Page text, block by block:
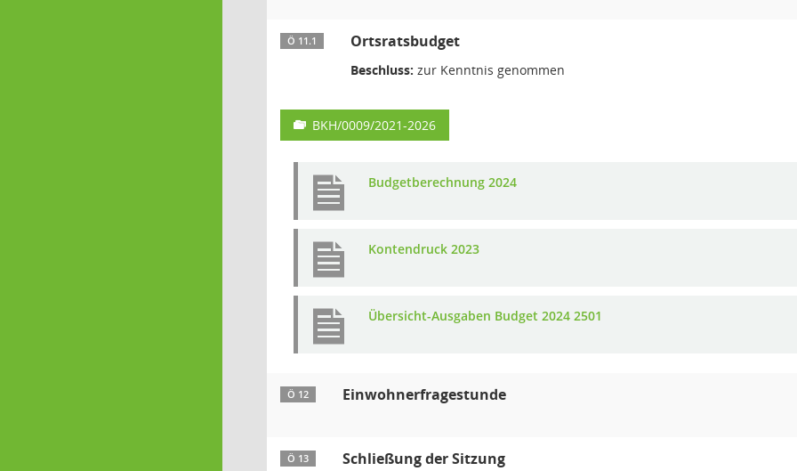
Ö 11.1 Ortsratsbudget
Beschluss: zur Kenntnis genommen
BKH/0009/2021-2026
Budgetberechnung 2024
Kontendruck 2023
Übersicht-Ausgaben Budget 2024 2501
Ö 12 Einwohnerfragestunde
Ö 13 Schließung der Sitzung